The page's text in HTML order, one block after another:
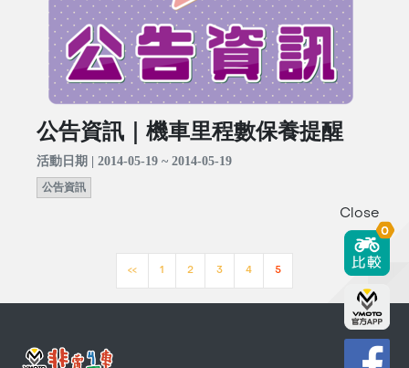
公告資訊｜機車里程數保養提醒
活動日期 | 2014-05-19 ~ 2014-05-19
公告資訊
<< 1 2 3 4 5
Close
0